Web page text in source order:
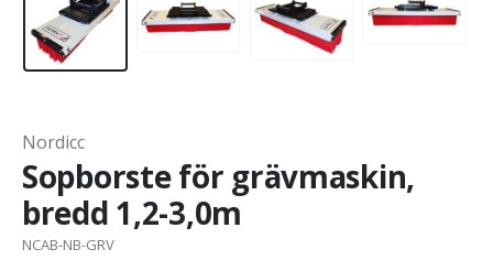
Nordicc
Sopborste för grävmaskin,
bredd 1,2-3,0m
NCAB-NB-GRV